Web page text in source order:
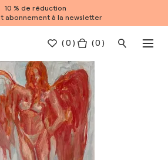
10 % de réduction
abonnement à la newsletter
(0 ) ( 0 )